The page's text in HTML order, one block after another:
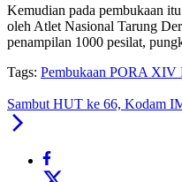
Kemudian pada pembukaan
oleh Atlet Nasional Tarung
penampilan 1000 pesilat,
Tags: Pembukaan PORA XIV
Sambut HUT ke 66, Kodam